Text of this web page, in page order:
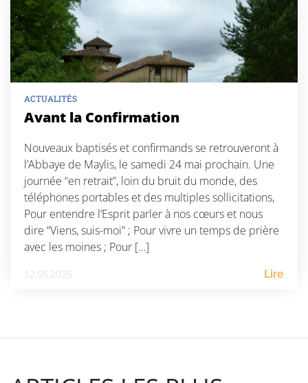
ACTUALITÉS
Avant la Confirmation
Nouveaux baptisés et confirmands se retrouveront à
l’Abbaye de Maylis, le samedi 24 mai prochain. Une
journée “en retrait”, loin du bruit du monde, des
téléphones portables et des multiples sollicitations,
Pour entendre l’Esprit parler à nos cœurs et nous
dire “Viens, suis-moi” ; Pour vivre un temps de prière
avec les moines ; Pour […]
12.05.2025 Lire